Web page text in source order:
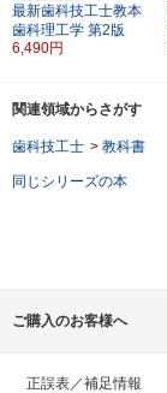
最新歯科技工士教本
歯科理工学 第2版
6,490円
関連領域からさがす
歯科技工士 > 教科書
同じシリーズの本
ご購入のお客様へ
正誤表／補足情報